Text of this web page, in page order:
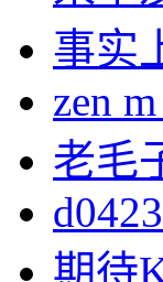
事实
zen
老毛
期待